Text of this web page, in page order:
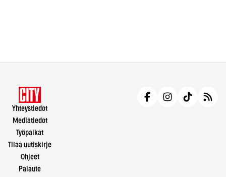
Yhteystiedot
Mediatiedot
Työpaikat
Tilaa uutiskirje
Ohjeet
Palaute